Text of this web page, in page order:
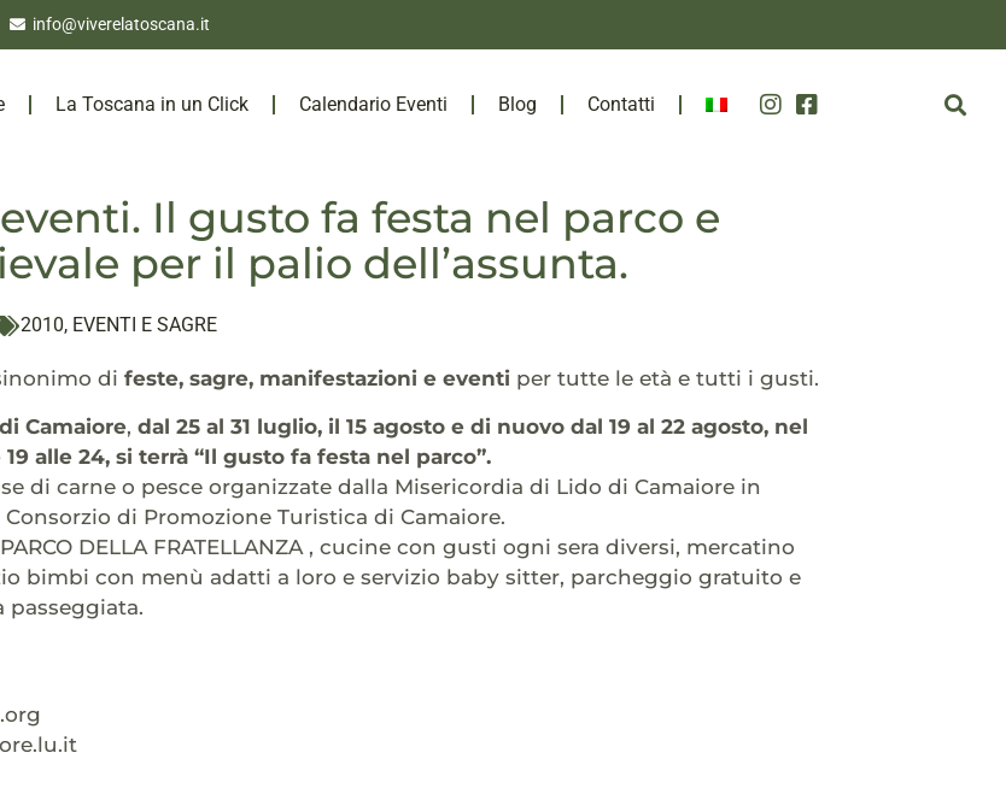
info@viverelatoscana.it
La Toscana in un Click Calendario Eventi Blog Contatti
Il gusto fa festa nel parco e
per il palio dell’assunta.
2010, EVENTI E SAGRE
di feste, sagre, manifestazioni e eventi per tutte le età e tutti i gusti.
Camaiore, dal 25 al 31 luglio, il 15 agosto e di nuovo dal 19 al 22 agosto, nel
alle 24, si terrà “Il gusto fa festa nel parco”.
di carne o pesce organizzate dalla Misericordia di Lido di Camaiore in
di Promozione Turistica di Camaiore.
PARCO DELLA FRATELLANZA , cucine con gusti ogni sera diversi, mercatino
bimbi con menù adatti a loro e servizio baby sitter, parcheggio gratuito e
passeggiata.